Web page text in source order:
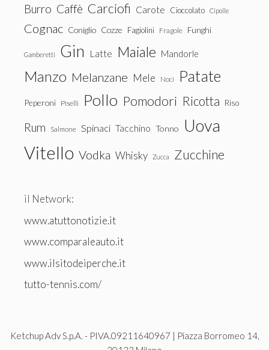
Burro Caffè Carciofi Carote Cioccolato Cipolle
Cognac Coniglio Cozze Fagiolini Fragole Funghi
Gamberetti Gin Latte Maiale Mandorle
Manzo Melanzane Mele Noci Patate
Peperoni Piselli Pollo Pomodori Ricotta Riso
Rum Salmone Spinaci Tacchino Tonno Uova
Vitello Vodka Whisky Zucca Zucchine
il Network:
www.atuttonotizie.it
www.comparaleauto.it
www.ilsitodeiperche.it
tutto-tennis.com/
Ketchup Adv S.p.A. - PIVA.09211640967 | Piazza Borromeo 14,